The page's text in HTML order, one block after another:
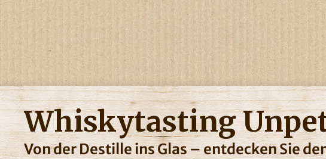
Whiskytasting
Von der Destille ins Glas – entdecken Sie